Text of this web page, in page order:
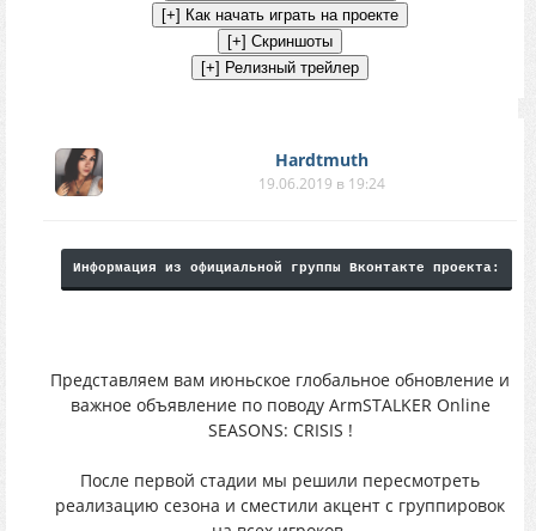
Hardtmuth
19.06.2019 в 19:24
Информация из официальной группы Вконтакте проекта:
Представляем вам июньское глобальное обновление и
важное объявление по поводу ArmSTALKER Online
SEASONS: CRISIS !
После первой стадии мы решили пересмотреть
реализацию сезона и сместили акцент с группировок